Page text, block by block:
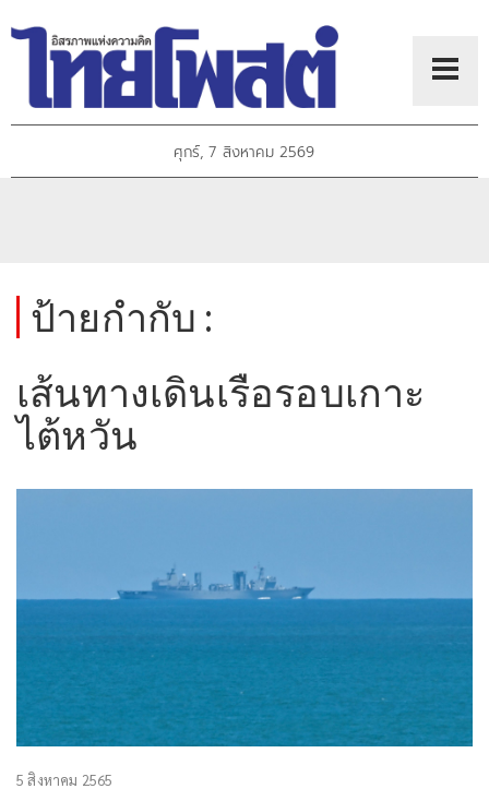
ศุกร์, 7 สิงหาคม 2569
ป้ายกำกับ :
เส้นทางเดินเรือรอบเกาะ
ไต้หวัน
5 สิงหาคม 2565